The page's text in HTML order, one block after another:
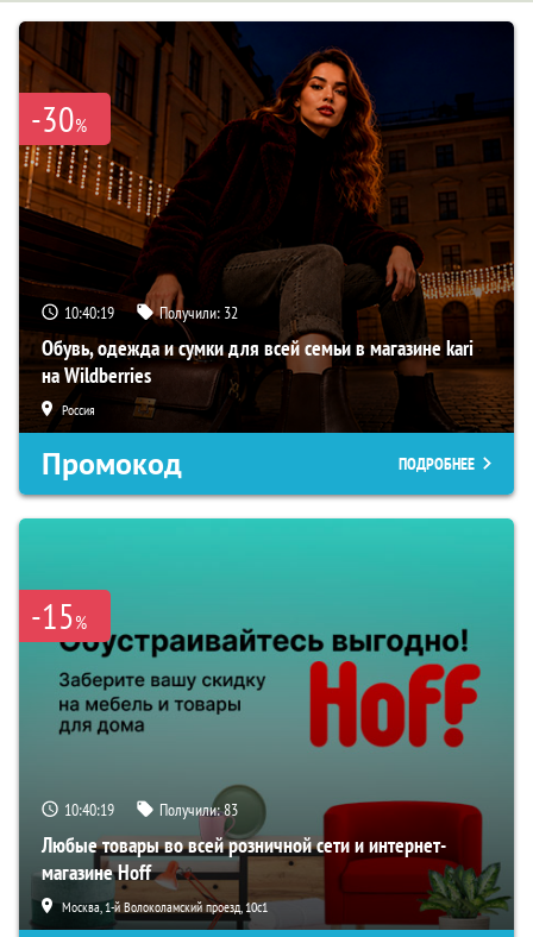
-30%
10:40:18 Получили: 32
Обувь, одежда и сумки для всей семьи в магазине kari
на Wildberries
Россия
Промокод ПОДРОБНЕЕ
-15%
10:40:18 Получили:83
Любые товары во всей розничной сети и интернет-
магазине Hoff
Москва, 1-й Волоколамский проезд, 10с1